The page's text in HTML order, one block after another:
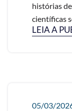
histórias
científicas
LEIA A
05/03/